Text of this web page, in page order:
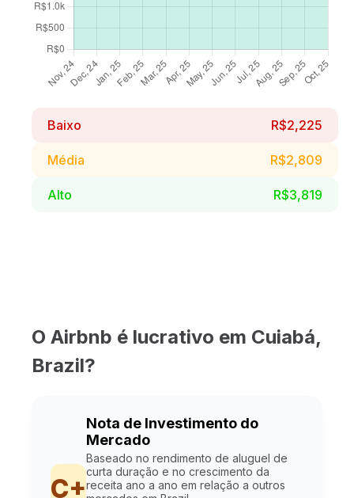
Baixo R$2,225
Média R$2,809
Alto R$3,819
O Airbnb é lucrativo em Cuiabá,
Brazil?
C+
Nota de Investimento do
Mercado
Baseado no rendimento de aluguel de
curta duração e no crescimento da
receita ano a ano em relação a outros